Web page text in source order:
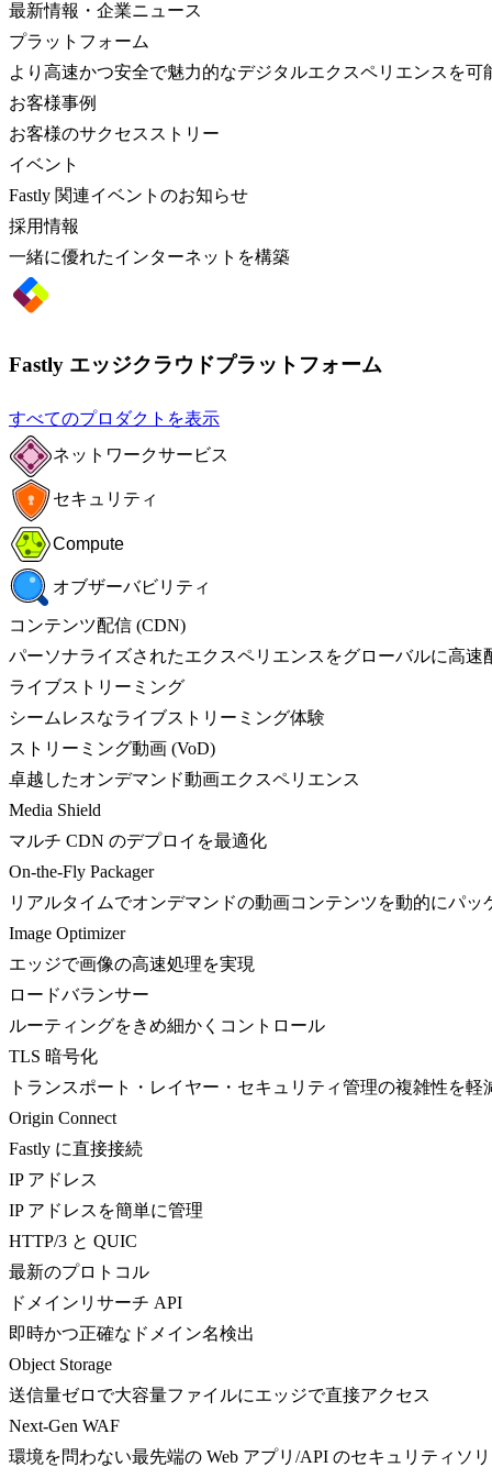
最新情報・企業ニュース
プラットフォーム
より高速かつ安全で魅力的なデジタルエクスペリエンスを可
お客様事例
お客様のサクセスストリー
イベント
Fastly 関連イベントのお知らせ
採用情報
一緒に優れたインターネットを構築
Fastly エッジクラウドプラットフォーム
すべてのプロダクトを表示
ネットワークサービス
セキュリティ
Compute
オブザーバビリティ
コンテンツ配信 (CDN)
パーソナライズされたエクスペリエンスをグローバルに高速
ライブストリーミング
シームレスなライブストリーミング体験
ストリーミング動画 (VoD)
卓越したオンデマンド動画エクスペリエンス
Media Shield
マルチ CDN のデプロイを最適化
On-the-Fly Packager
リアルタイムでオンデマンドの動画コンテンツを動的にパッ
Image Optimizer
エッジで画像の高速処理を実現
ロードバランサー
ルーティングをきめ細かくコントロール
TLS 暗号化
トランスポート・レイヤー・セキュリティ管理の複雑性を軽
Origin Connect
Fastly に直接接続
IP アドレス
IP アドレスを簡単に管理
HTTP/3 と QUIC
最新のプロトコル
ドメインリサーチ API
即時かつ正確なドメイン名検出
Object Storage
送信量ゼロで大容量ファイルにエッジで直接アクセス
Next-Gen WAF
環境を問わない最先端の Web アプリ/API のセキュリティソ